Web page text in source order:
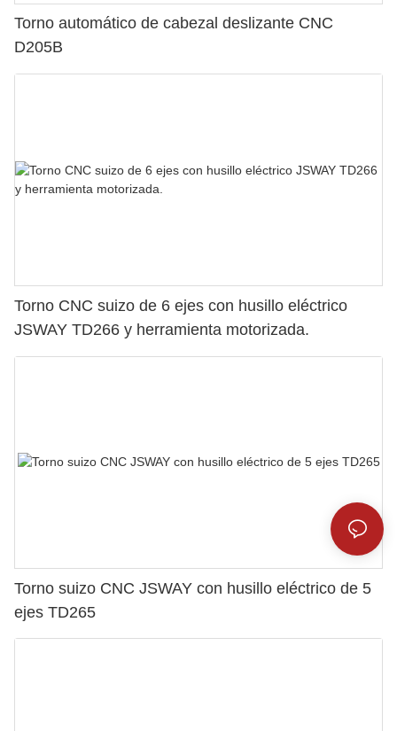
Torno automático de cabezal deslizante CNC
D205B
Torno CNC suizo de 6 ejes con husillo eléctrico
JSWAY TD266 y herramienta motorizada.
Torno suizo CNC JSWAY con husillo eléctrico de 5
ejes TD265